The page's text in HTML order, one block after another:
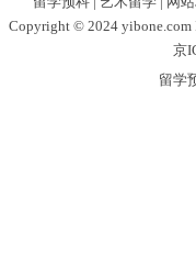
Copyright © 2024 yibone.com
京
留学